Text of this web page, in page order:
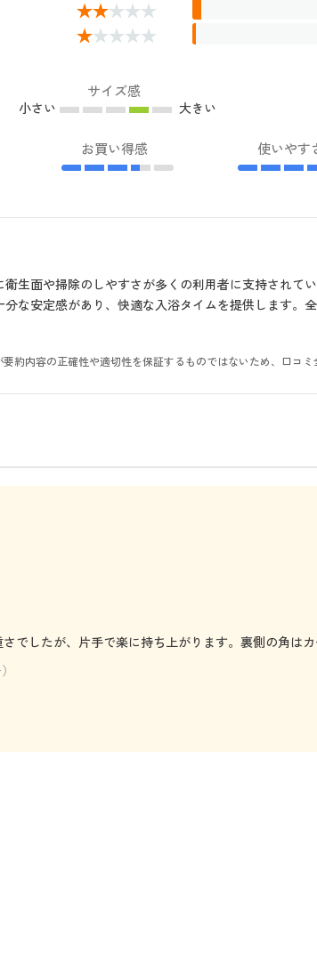
サイズ感
小さい 大きい
お買い得感 使いやす
生面や掃除のしやすさが多くの利用者に支持されて
な安定感があり、快適な入浴タイムを提供します。
内容の正確性や適切性を保証するものではないため、口コミ
でしたが、片手で楽に持ち上がります。裏側の角はカ